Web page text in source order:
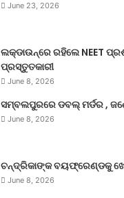
June 23, 2026
ଲକ୍‌ଡାଉନ୍‌ରେ ରହିଲେ NEET
ପ୍ରସ୍ତୁତକାରୀ
June 8, 2026
ସମ୍ବଲପୁରରେ ଡବଲ୍ ମର୍ଡର ,
June 8, 2026
ଚନ୍ଦ୍ରିକାଙ୍କ ବୟଫ୍ରେଣ୍ଡକୁ
June 8, 2026